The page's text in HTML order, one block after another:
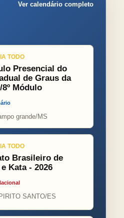
Ver calendário completo
TODO
Presencial do
de Graus da
8º Módulo
grande/MS
TODO
Brasileiro de
Kata - 2026
SANTO/ES